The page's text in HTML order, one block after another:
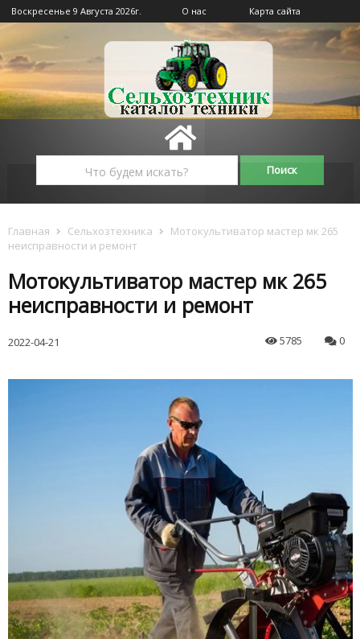
Воскресенье 9 Августа 2026г. О нас Карта сайта
Главная Сельхозтехника
Мотокультиватор мастер мк 265
неисправности и ремонт
Мотокультиватор мастер мк 265
неисправности и ремонт
2022-04-21 5785 0